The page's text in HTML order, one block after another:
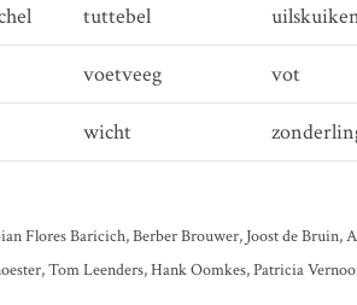
tuttebel
voetveeg vot
wicht
Flores Baricich, Berber Brouwer, Joost de Bruin,
Tom Leenders, Hank Oomkes, Patricia